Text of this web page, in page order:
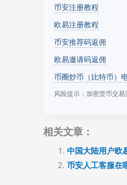
币安注册教程
欧易注册教程
币安推荐码返佣
欧易邀请码返佣
币圈炒币（比特币）
风险提示：加密货币交
相关文章：
中国大陆用户欧
币安人工客服在